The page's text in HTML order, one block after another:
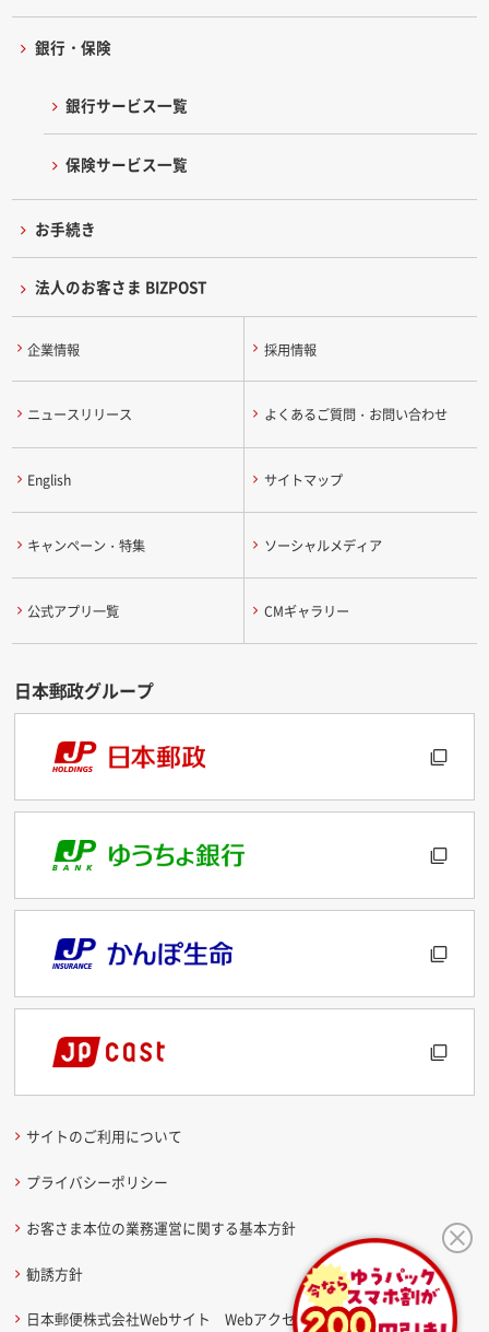
銀行・保険
銀行サービス一覧
保険サービス一覧
お手続き
法人のお客さま BIZPOST
企業情報 採用情報
ニュースリリース よくあるご質問・お問い合わせ
English サイトマップ
キャンペーン・特集 ソーシャルメディア
公式アプリ一覧 CMギャラリー
サイトのご利用について
プライバシーポリシー
お客さま本位の業務運営に関する基本方針
勧誘方針
日本郵便株式会社Webサイト Webアクセシビリティ方針